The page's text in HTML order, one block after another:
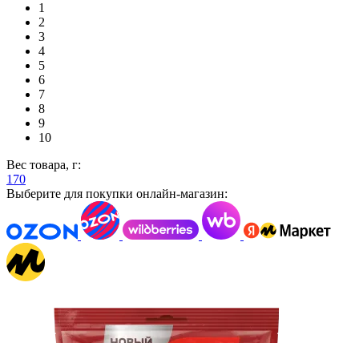
1
2
3
4
5
6
7
8
9
10
Вес товара, г:
170
Выберите для покупки онлайн-магазин: